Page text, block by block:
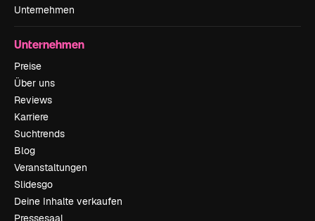
Unternehmen
Unternehmen
Preise
Über uns
Reviews
Karriere
Suchtrends
Blog
Veranstaltungen
Slidesgo
Deine Inhalte verkaufen
Pressesaal